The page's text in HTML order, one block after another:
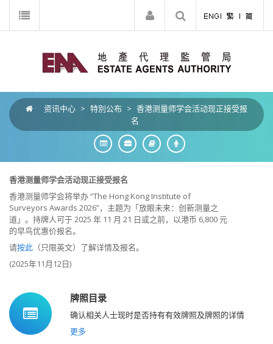
资讯中心 > 特別公布 > 香港测量师学会活动现正接受报
名
香港测量师学会活动现正接受报名
香港测量师学会将举办 “The Hong Kong Institute of
Surveyors Awards 2026”，主题为「放眼未来：创新测量之
道」。持牌人可于 2025 年 11 月 21 日或之前，以港币 6,800 元
的早鸟优惠价报名。
请按此 （只限英文）了解详情及报名。
(2025年11月12日)
牌照目录
确认相关人士现时是否持有有效牌照及牌照的详情
更多